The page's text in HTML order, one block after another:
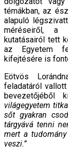
témákban, az
alapuló
méréseiről, a
kutatásairól tett
az Egyetem
kifejtésére is
Eötvös
feladatáról
bevezetőjéből
világegyetem
sőt gyakran
tárgyává tenni
mert a
veszi.”